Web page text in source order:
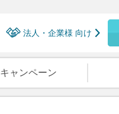
法人・企業様 向け
キャンペーン